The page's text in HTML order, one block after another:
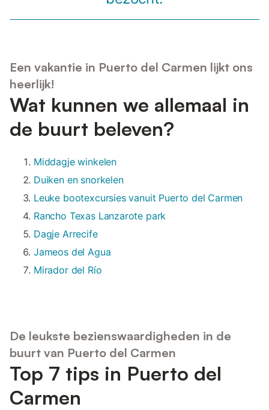
Een vakantie in Puerto del Carmen lijkt ons
heerlijk!
Wat kunnen we allemaal in
de buurt beleven?
Middagje winkelen
Duiken en snorkelen
Leuke bootexcursies vanuit Puerto del Carmen
Rancho Texas Lanzarote park
Dagje Arrecife
Jameos del Agua
Mirador del Río
De leukste bezienswaardigheden in de
buurt van Puerto del Carmen
Top 7 tips in Puerto del
Carmen